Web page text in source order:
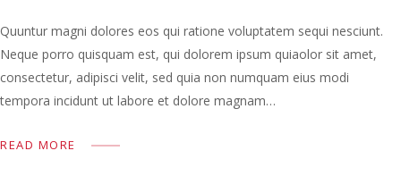
Quuntur magni dolores eos qui ratione voluptatem sequi nesciunt.
Neque porro quisquam est, qui dolorem ipsum quiaolor sit amet,
consectetur, adipisci velit, sed quia non numquam eius modi
tempora incidunt ut labore et dolore magnam…
READ MORE